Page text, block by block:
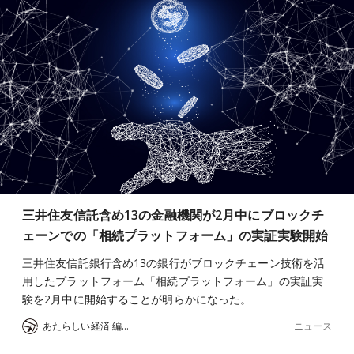
三井住友信託含め13の金融機関が2月中にブロックチ
ェーンでの「相続プラットフォーム」の実証実験開始
三井住友信託銀行含め13の銀行がブロックチェーン技術を活
用したプラットフォーム「相続プラットフォーム」の実証実
験を2月中に開始することが明らかになった。
あたらしい経済 編集部 ニュース